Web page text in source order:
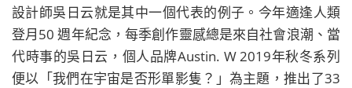
設計師吳日云就是其中一個代表的例子。今年適逢人類
登月50 週年紀念，每季創作靈感總是來自社會浪潮、當
代時事的吳日云，個人品牌Austin. W 2019年秋冬系列
便以「我們在宇宙是否形單影隻？」為主題，推出了33